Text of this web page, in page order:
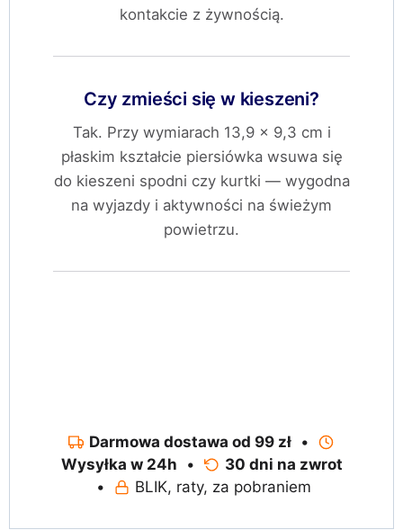
kontakcie z żywnością.
Czy zmieści się w kieszeni?
Tak. Przy wymiarach 13,9 × 9,3 cm i
płaskim kształcie piersiówka wsuwa się
do kieszeni spodni czy kurtki — wygodna
na wyjazdy i aktywności na świeżym
powietrzu.
Darmowa dostawa od 99 zł •
Wysyłka w 24h •
30 dni na zwrot
•
BLIK, raty, za pobraniem